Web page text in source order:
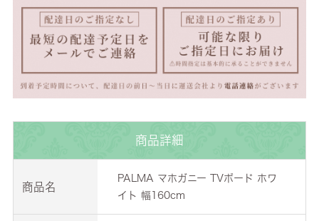
商品詳細
商品名
PALMA マホガニー TVボード ホワ
イト 幅160cm